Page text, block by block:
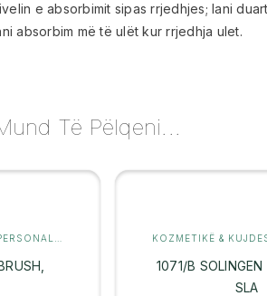
e absorbimit sipas rrjedhjes; lani
absorbim më të ulët kur rrjedhja ulet.
Të Pëlqeni...
KUJDES PËR FLOKËT
1071/B
SLA